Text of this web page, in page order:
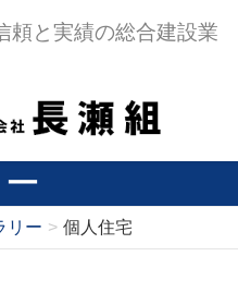
頼と実績の総合建設業
リー 個人住宅